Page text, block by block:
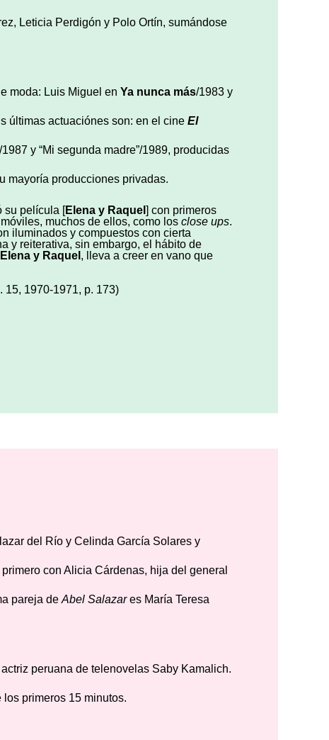
Leticia Perdigón y Polo Ortín, sumándose
moda: Luis Miguel en Ya nunca más/1983 y
últimas actuaciónes son: en el cine El
y “Mi segunda madre”/1989, producidas
mayoría producciones privadas.
su película [Elena y Raquel ] con primeros
muchos de ellos, como los close ups.
iluminados y compuestos con cierta
y reiterativa, sin embargo, el hábito de
Elena y Raquel , lleva a creer en vano que
15, 1970-1971, p. 173)
del Río y Celinda García Solares y
con Alicia Cárdenas, hija del general
pareja de Abel Salazares María Teresa
peruana de telenovelas Saby Kamalich.
primeros 15 minutos.